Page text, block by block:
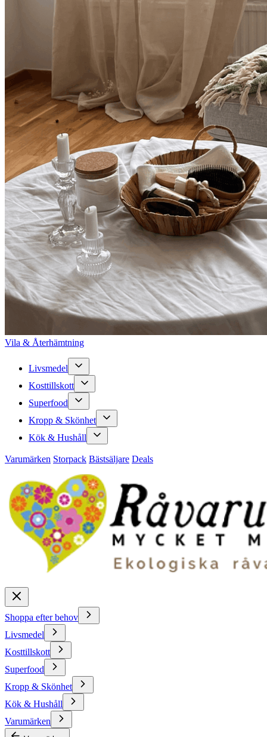
Vila & Återhämtning
Livsmedel
Kosttillskott
Superfood
Kropp & Skönhet
Kök & Hushåll
Varumärken Storpack Bästsäljare Deals
Shoppa efter behov
Livsmedel
Kosttillskott
Superfood
Kropp & Skönhet
Kök & Hushåll
Varumärken